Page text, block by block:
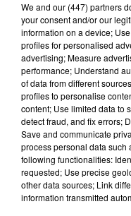
Lecture (4 min
100%
Les infos des
We and our (447) partners
your consent and/or our
information on a device;
profiles for personalised
advertising; Measure
performance; Understand
of data from different
profiles to personalise
content; Use limited data to
detect fraud, and fix errors;
Save and communicate
process personal data such
following functionalities:
requested; Use precise
other data sources; Link
information transmitted